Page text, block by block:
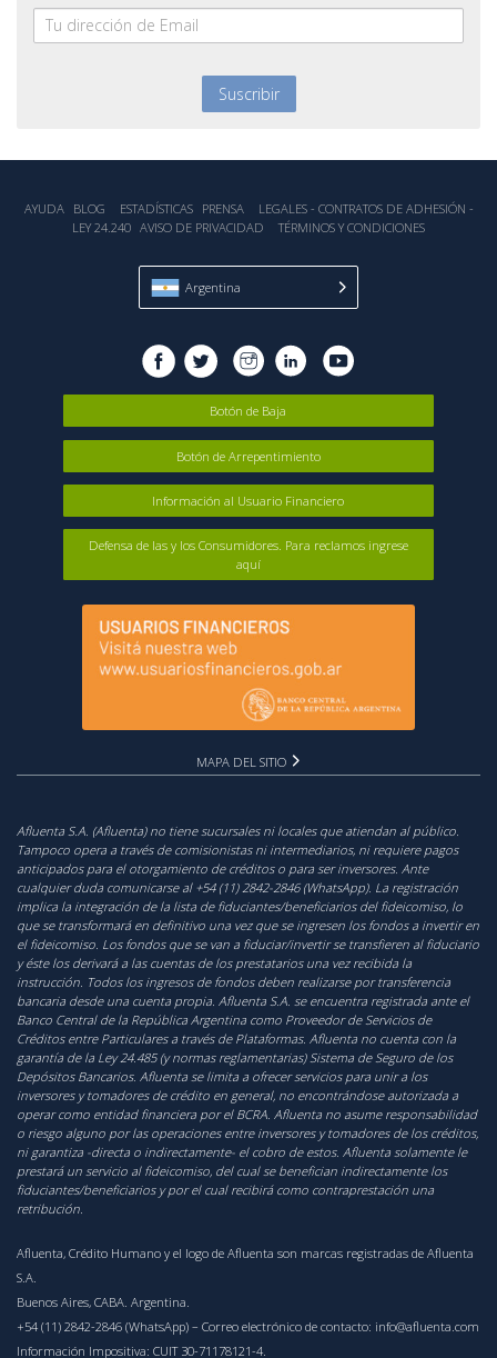
AYUDA BLOG ESTADÍSTICA‎S PRENSA
LEGALES - CONTRATOS DE ADHESIÓN -
LEY 24.240 AVISO DE PRIVACIDAD TÉRMINOS Y CONDICIONES
Argentina
Botón de Baja
Botón de Arrepentimiento
Información al Usuario Financiero
Defensa de las y los Consumidores. Para reclamos ingrese
aquí
MAPA DEL SITIO
Afluenta S.A. (Afluenta) no tiene sucursales ni locales que atiendan al público.
Tampoco opera a través de comisionistas ni intermediarios, ni requiere pagos
anticipados para el otorgamiento de créditos o para ser inversores. Ante
cualquier duda comunicarse al +54 (11) 2842-2846 (WhatsApp). La registración
implica la integración de la lista de fiduciantes/beneficiarios del fideicomiso, lo
que se transformará en definitivo una vez que se ingresen los fondos a invertir en
el fideicomiso. Los fondos que se van a fiduciar/invertir se transfieren al fiduciario
y éste los derivará a las cuentas de los prestatarios una vez recibida la
instrucción. Todos los ingresos de fondos deben realizarse por transferencia
bancaria desde una cuenta propia. Afluenta S.A. se encuentra registrada ante el
Banco Central de la República Argentina como Proveedor de Servicios de
Créditos entre Particulares a través de Plataformas. Afluenta no cuenta con la
garantía de la Ley 24.485 (y normas reglamentarias) Sistema de Seguro de los
Depósitos Bancarios. Afluenta se limita a ofrecer servicios para unir a los
inversores y tomadores de crédito en general, no encontrándose autorizada a
operar como entidad financiera por el BCRA. Afluenta no asume responsabilidad
o riesgo alguno por las operaciones entre inversores y tomadores de los créditos,
ni garantiza -directa o indirectamente- el cobro de estos. Afluenta solamente le
prestará un servicio al fideicomiso, del cual se benefician indirectamente los
fiduciantes/beneficiarios y por el cual recibirá como contraprestación una
retribución.
Afluenta, Crédito Humano y el logo de Afluenta son marcas registradas de Afluenta
S.A.
Buenos Aires, CABA. Argentina.
+54 (11) 2842-2846 (WhatsApp) – Correo electrónico de contacto: info@afluenta.com
Información Impositiva: CUIT 30-71178121-4.